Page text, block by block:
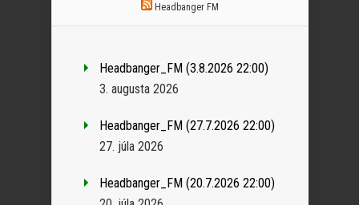
Headbanger FM
Headbanger_FM (3.8.2026 22:00)
3. augusta 2026
Headbanger_FM (27.7.2026 22:00)
27. júla 2026
Headbanger_FM (20.7.2026 22:00)